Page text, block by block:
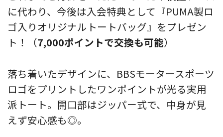
に代わり、今後は入会特典として『PUMA製ロ
ゴ入りオリジナルトートバッグ』をプレゼン
ト！（7,000ポイントで交換も可能）
落ち着いたデザインに、BBSモータースポーツ
ロゴをプリントしたワンポイントが光る実用
派トート。開口部はジッパー式で、中身が見
えず安心感も◎。